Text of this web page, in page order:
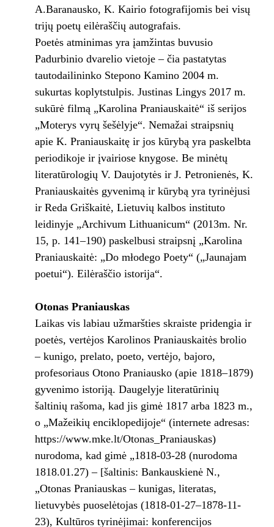
A.Baranausko, K. Kairio fotografijomis bei visų
trijų poetų eilėraščių autografais.
Poetės atminimas yra įamžintas buvusio
Padurbinio dvarelio vietoje – čia pastatytas
tautodailininko Stepono Kamino 2004 m.
sukurtas koplytstulpis. Justinas Lingys 2017 m.
sukūrė filmą „Karolina Praniauskaitė“ iš serijos
„Moterys vyrų šešėlyje“. Nemažai straipsnių
apie K. Praniauskaitę ir jos kūrybą yra paskelbta
periodikoje ir įvairiose knygose. Be minėtų
literatūrologių V. Daujotytės ir J. Petronienės, K.
Praniauskaitės gyvenimą ir kūrybą yra tyrinėjusi
ir Reda Griškaitė, Lietuvių kalbos instituto
leidinyje „Archivum Lithuanicum“ (2013m. Nr.
15, p. 141–190) paskelbusi straipsnį „Karolina
Praniauskaitė: „Do młodego Poety“ („Jaunajam
poetui“). Eilėraščio istorija“.
Otonas Praniauskas
Laikas vis labiau užmaršties skraiste pridengia ir
poetės, vertėjos Karolinos Praniauskaitės brolio
– kunigo, prelato, poeto, vertėjo, bajoro,
profesoriaus Otono Praniausko (apie 1818–1879)
gyvenimo istoriją. Daugelyje literatūrinių
šaltinių rašoma, kad jis gimė 1817 arba 1823 m.,
o „Mažeikių enciklopedijoje“ (internete adresas:
https://www.mke.lt/Otonas_Praniauskas)
nurodoma, kad gimė „1818-03-28 (nurodoma
1818.01.27) – [šaltinis: Bankauskienė N.,
„Otonas Praniauskas – kunigas, literatas,
lietuvybės puoselėtojas (1818-01-27–1878-11-
23), Kultūros tyrinėjimai: konferencijos